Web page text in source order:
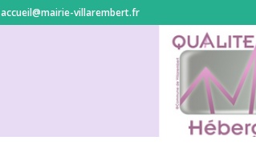
accueil@mairie-villarembert.fr